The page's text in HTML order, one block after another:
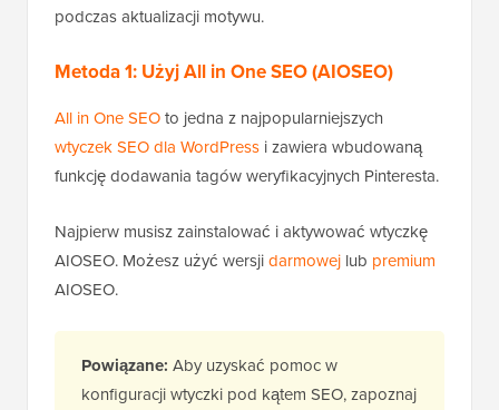
podczas aktualizacji motywu.
Metoda 1: Użyj All in One SEO (AIOSEO)
All in One SEOto jedna z najpopularniejszych
wtyczek SEO dla WordPress i zawiera wbudowaną
funkcję dodawania tagów weryfikacyjnych Pinteresta.
Najpierw musisz zainstalować i aktywować wtyczkę
AIOSEO. Możesz użyć wersjidarmowej lub premium
AIOSEO.
Powiązane: Aby uzyskać pomoc w
konfiguracji wtyczki pod kątem SEO, zapoznaj